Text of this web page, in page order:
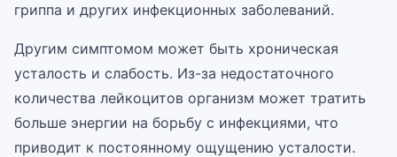
гриппа и других инфекционных заболеваний.
Другим симптомом может быть хроническая
усталость и слабость. Из-за недостаточного
количества лейкоцитов организм может тратить
больше энергии на борьбу с инфекциями, что
приводит к постоянному ощущению усталости.